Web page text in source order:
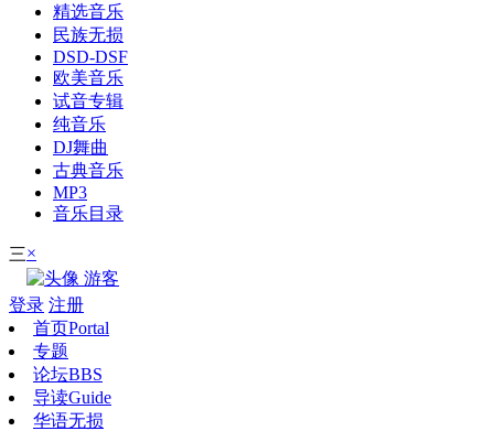
精选音乐
民族无损
DSD-DSF
欧美音乐
试音专辑
纯音乐
DJ舞曲
古典音乐
MP3
音乐目录
三×
游客
登录 注册
首页Portal
专题
论坛BBS
导读Guide
华语无损